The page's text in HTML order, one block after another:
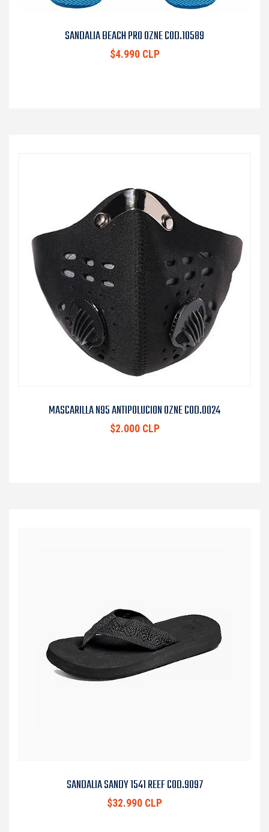
SANDALIA BEACH PRO OZNE COD.10589
$4.990 CLP
MASCARILLA N95 ANTIPOLUCION OZNE COD.0024
$2.000 CLP
SANDALIA SANDY 1541 REEF COD.9097
$32.990 CLP